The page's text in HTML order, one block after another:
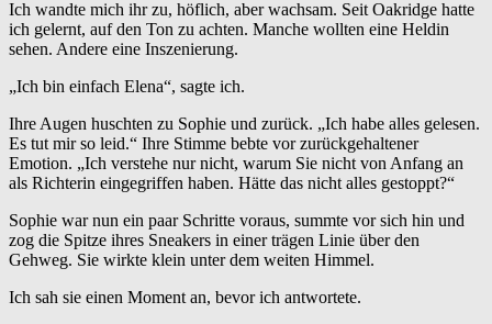
Ich wandte mich ihr zu, höflich, aber wachsam. Seit Oakridge hatte
ich gelernt, auf den Ton zu achten. Manche wollten eine Heldin
sehen. Andere eine Inszenierung.
„Ich bin einfach Elena“, sagte ich.
Ihre Augen huschten zu Sophie und zurück. „Ich habe alles gelesen.
Es tut mir so leid.“ Ihre Stimme bebte vor zurückgehaltener
Emotion. „Ich verstehe nur nicht, warum Sie nicht von Anfang an
als Richterin eingegriffen haben. Hätte das nicht alles gestoppt?“
Sophie war nun ein paar Schritte voraus, summte vor sich hin und
zog die Spitze ihres Sneakers in einer trägen Linie über den
Gehweg. Sie wirkte klein unter dem weiten Himmel.
Ich sah sie einen Moment an, bevor ich antwortete.